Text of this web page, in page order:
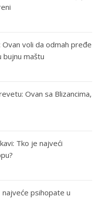
Ovan voli da odmah pređe
bujnu maštu
Ovan sa Blizancima,
Tko je najveći
psihopate u